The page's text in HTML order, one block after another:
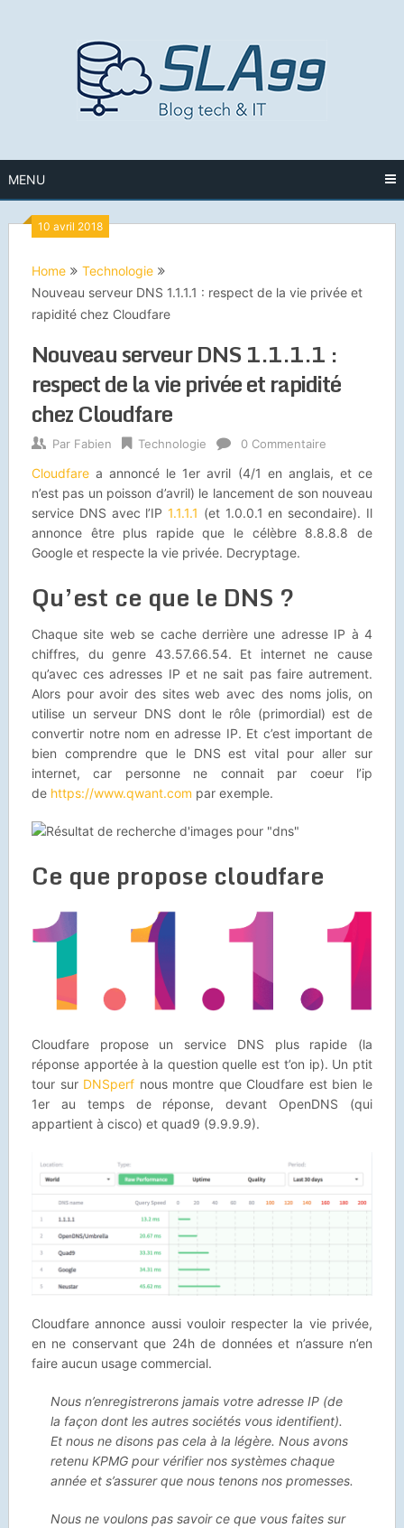
MENU
10 avril 2018
Home
Technologie
Nouveau serveur DNS 1.1.1.1 : respect de la vie privée et
rapidité chez Cloudfare
Nouveau serveur DNS 1.1.1.1 :
respect de la vie privée et rapidité
chez Cloudfare
Par Fabien Technologie 0 Commentaire
Cloudfarea annoncé le 1er avril (4/1 en anglais, et ce
n’est pas un poisson d’avril) le lancement de son nouveau
service DNS avec l’IP1.1.1.1 (et 1.0.0.1 en secondaire). Il
annonce être plus rapide que le célèbre 8.8.8.8 de
Google et respecte la vie privée. Decryptage.
Qu’est ce que le DNS ?
Chaque site web se cache derrière une adresse IP à 4
chiffres, du genre 43.57.66.54. Et internet ne cause
qu’avec ces adresses IP et ne sait pas faire autrement.
Alors pour avoir des sites web avec des noms jolis, on
utilise un serveur DNS dont le rôle (primordial) est de
convertir notre nom en adresse IP. Et c’est important de
bien comprendre que le DNS est vital pour aller sur
internet, car personne ne connait par coeur l’ip
de https://www.qwant.com par exemple.
Ce que propose cloudfare
Cloudfare propose un service DNS plus rapide (la
réponse apportée à la question quelle est t’on ip). Un ptit
tour sur DNSperf nous montre que Cloudfare est bien le
1er au temps de réponse, devant OpenDNS (qui
appartient à cisco) et quad9 (9.9.9.9).
Cloudfare annonce aussi vouloir respecter la vie privée,
en ne conservant que 24h de données et n’assure n’en
faire aucun usage commercial.
Nous n’enregistrerons jamais votre adresse IP(de
la façon dont les autres sociétés vous identifient).
Et nous ne disons pas cela à la légère. Nous avons
retenu KPMG pour vérifier nos systèmes chaque
année et s’assurer que nous tenons nos promesses.
Nous ne voulons pas savoir ce que vous faites sur